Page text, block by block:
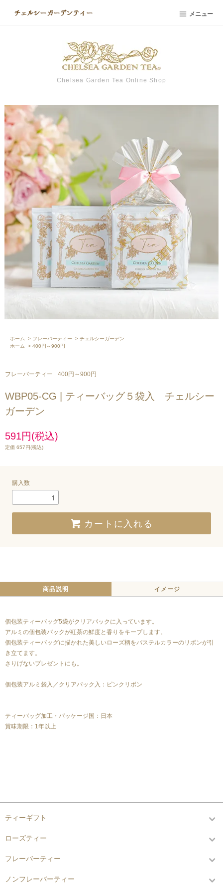
メニュー
Chelsea Garden Tea Online Shop
ホーム > フレーバーティー > チェルシーガーデン
ホーム
> 400円～900円
フレーバーティー 400円～900円
WBP05-CG | ティーバッグ５袋入 チェルシー
ガーデン
591円(税込)
定価 657円(税込)
購入数
カートに入れる
商品説明 イメージ
個包装ティーバッグ5袋がクリアパックに入っています。
アルミの個包装パックが紅茶の鮮度と香りをキープします。
個包装ティーバッグに描かれた美しいローズ柄をパステルカラーのリボンが引
き立てます。
さりげないプレゼントにも。
個包装アルミ袋入／クリアパック入：ピンクリボン
ティーバッグ加工・パッケージ国：日本
賞味期限：1年以上
ティーギフト
ローズティー
フレーバーティー
ノンフレーバーティー